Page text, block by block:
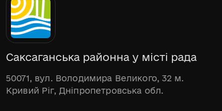
Саксаганська районна у місті рада
50071, вул. Володимира Великого, 32 м.
Кривий Ріг, Дніпропетровська обл.